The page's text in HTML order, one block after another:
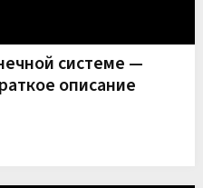
системе —
описание